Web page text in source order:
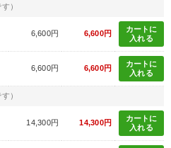
）
6,600円 6,600円
カートに
入れる
6,600円 6,600円
カートに
入れる
）
14,300円 14,300円
カートに
入れる